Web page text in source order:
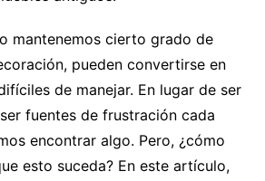
mantenemos cierto grado de
pueden convertirse en
de manejar. En lugar de ser
fuentes de frustración cada
encontrar algo. Pero, ¿cómo
esto suceda? En este artículo,